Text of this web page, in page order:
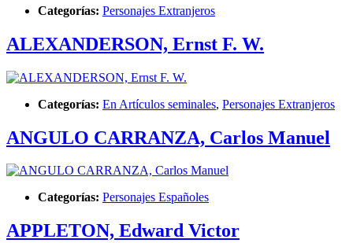
Categorías: Personajes Extranjeros
ALEXANDERSON, Ernst F. W.
Categorías: En Artículos seminales, Personajes Extranjeros
ANGULO CARRANZA, Carlos Manuel
Categorías: Personajes Españoles
APPLETON, Edward Victor